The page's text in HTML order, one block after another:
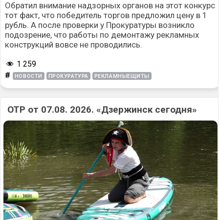
Обратил внимание надзорных органов на этот конкурс
тот факт, что победитель торгов предложил цену в 1
рубль. А после проверки у Прокуратуры возникло
подозрение, что работы по демонтажу рекламных
конструкций вовсе не проводились.
1 259
# НОВОСТИ ПРОКУРАТУРА РЕКЛАМНЫЕЩИТЫ
ОТР от 07.08. 2026. «Дзержинск сегодня»